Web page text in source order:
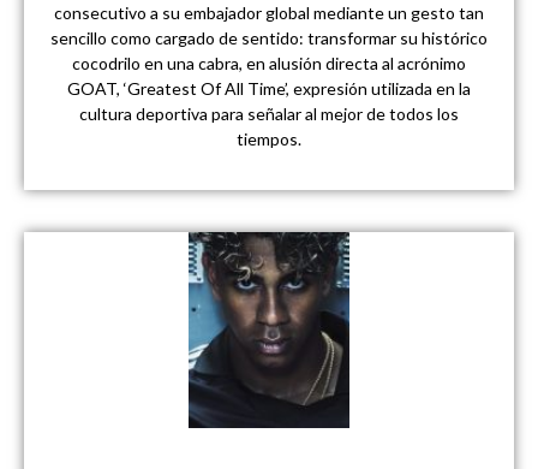
consecutivo a su embajador global mediante un gesto tan
sencillo como cargado de sentido: transformar su histórico
cocodrilo en una cabra, en alusión directa al acrónimo
GOAT, ‘Greatest Of All Time’, expresión utilizada en la
cultura deportiva para señalar al mejor de todos los
tiempos.